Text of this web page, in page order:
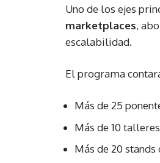
Uno de los ejes
marketplaces,
escalabilidad.
El programa
Más de 25
Más de 10
Más de 20